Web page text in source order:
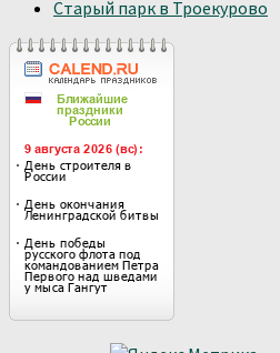
Старый парк в Троекурово